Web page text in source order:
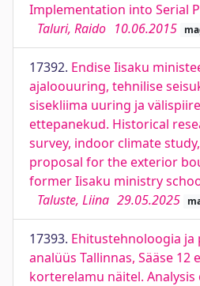
Implementation into Serial
Taluri, Raido 10.06.2015
17392. Endise Iisaku
ajaloouuring, tehnilise
sisekliima uuring ja
ettepanekud. Historical
survey, indoor climate
proposal for the exterior
former Iisaku ministry
Taluste, Liina 29.05.2025
17393. Ehitustehnoloogia
analüüs Tallinnas, Sääse 12
korterelamu näitel.